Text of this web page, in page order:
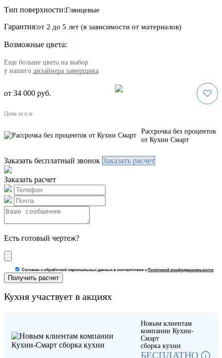
Тип поверхности:Глянцевые
Гарантия:от 2 до 5 лет (в зависимости от материалов)
Возможные цвета:
Eще больше цвета на выбор
у нашего дизайнера замерщика
от 34 000 руб.
Цена за п.м.
Рассрочка без процентов
от Кухни Смарт
Заказать бесплатный звонок Заказать расчет
Заказать расчет
Есть готовый чертеж?
Согласен с обработкой персональных данных в соответствии с Политикой конфиденциальности
Кухня участвует в акциях
Новым клиентам
компании Кухни-
Смарт
сборка кухни
БЕСПЛАТНО